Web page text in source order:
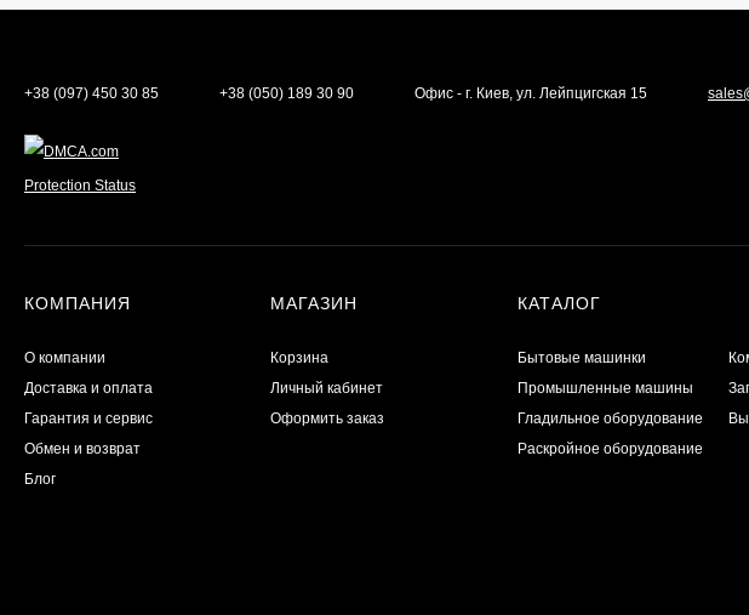
+38 (097) 450 30 85 +38 (050) 189 30 90 Офис - г. Киев, ул. Лейпцигская 15
КОМПАНИЯ
О компании
Доставка и оплата
Гарантия и сервис
Обмен и возврат
Блог
МАГАЗИН
Корзина
Личный кабинет
Оформить заказ
КАТАЛОГ
Бытовые машинки
Промышленные машины
Гладильное оборудование
Раскройное оборудование